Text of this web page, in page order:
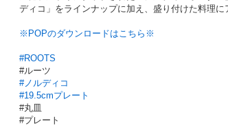
ディコ」をラインナップに加え、盛り付けた料理に
※POPのダウンロードはこちら※
#ROOTS
#ルーツ
#ノルディコ
#19.5cmプレート
#丸皿
#プレート